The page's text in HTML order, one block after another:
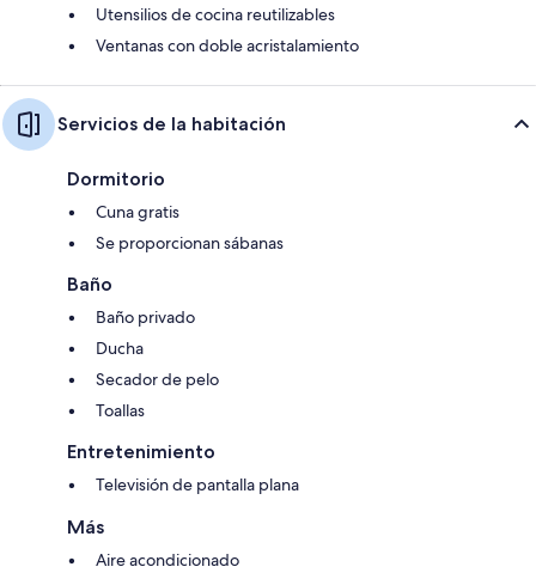
Utensilios de cocina reutilizables
Ventanas con doble acristalamiento
Servicios de la habitación
Dormitorio
Cuna gratis
Se proporcionan sábanas
Baño
Baño privado
Ducha
Secador de pelo
Toallas
Entretenimiento
Televisión de pantalla plana
Más
Aire acondicionado